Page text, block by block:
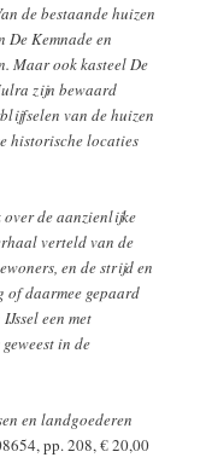
de bestaande huizen
De Kemnade en
Maar ook kasteel De
zijn bewaard
van de huizen
historische locaties
over de aanzienlijke
verteld van de
en de strijd en
daarmee gepaard
een met
in de
en landgoederen
pp. 208, € 20,00